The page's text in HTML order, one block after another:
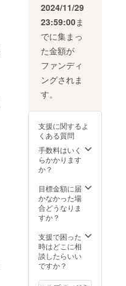
2024/11/29
23:59:00ま
でに集まっ
た金額が
ファンディ
ングされま
す。
支援に関するよ
くある質問
手数料はいく
らかかります
か？
目標金額に届
かなかった場
合どうなりま
すか？
支援で困った
時はどこに相
談したらいい
ですか？